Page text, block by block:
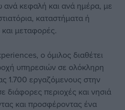
ανά κεφαλή και ανά ημέρα, με
καταστήματα ή
μεταφορές.
ο όμιλος διαθέτει
υπηρεσιών σε ολόκληρη
1.700 εργαζόμενους στην
διάφορες περιοχές και νησιά
και προσφέροντας ένα